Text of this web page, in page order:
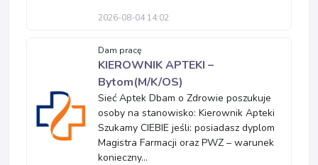
2026-08-04 14:02
Dam pracę
KIEROWNIK APTEKI –
Bytom(M/K/OS)
Sieć Aptek Dbam o Zdrowie poszukuje
osoby na stanowisko: Kierownik Apteki
Szukamy CIEBIE jeśli: posiadasz dyplom
Magistra Farmacji oraz PWZ – warunek
konieczny...